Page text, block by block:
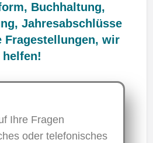
Buchhaltung,
Jahresabschlüsse
Fragestellungen, wir
helfen!
Ihre Fragen
oder telefonisches